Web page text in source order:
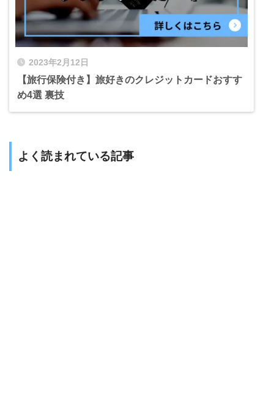
2023年2月12日
【旅行保険付き】旅好きのクレジットカードおすす
め4選 裏技
よく読まれている記事